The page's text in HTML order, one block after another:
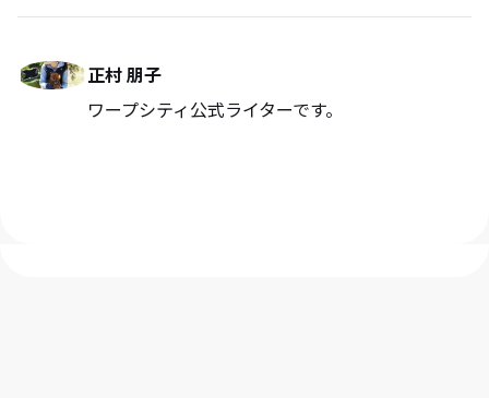
正村 朋子
ワープシティ公式ライターです。